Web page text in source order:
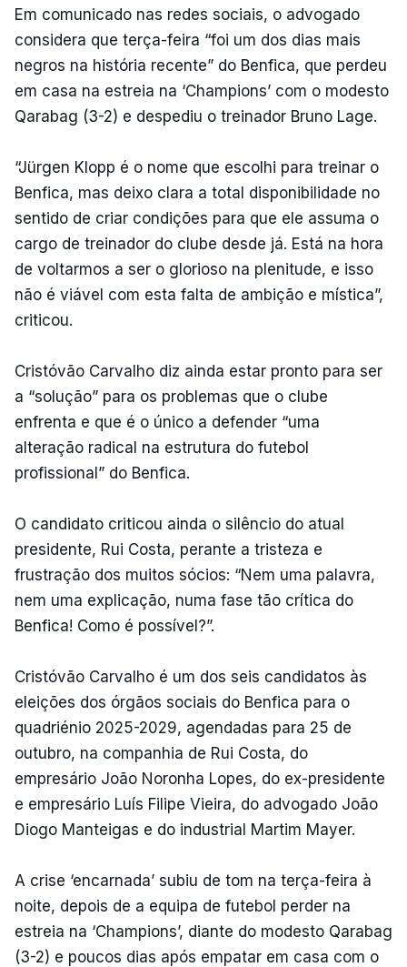
Em comunicado nas redes sociais, o advogado
considera que terça-feira “foi um dos dias mais
negros na história recente” do Benfica, que perdeu
em casa na estreia na ‘Champions’ com o modesto
Qarabag (3-2) e despediu o treinador Bruno Lage.
“Jürgen Klopp é o nome que escolhi para treinar o
Benfica, mas deixo clara a total disponibilidade no
sentido de criar condições para que ele assuma o
cargo de treinador do clube desde já. Está na hora
de voltarmos a ser o glorioso na plenitude, e isso
não é viável com esta falta de ambição e mística”,
criticou.
Cristóvão Carvalho diz ainda estar pronto para ser
a “solução” para os problemas que o clube
enfrenta e que é o único a defender “uma
alteração radical na estrutura do futebol
profissional” do Benfica.
O candidato criticou ainda o silêncio do atual
presidente, Rui Costa, perante a tristeza e
frustração dos muitos sócios: “Nem uma palavra,
nem uma explicação, numa fase tão crítica do
Benfica! Como é possível?”.
Cristóvão Carvalho é um dos seis candidatos às
eleições dos órgãos sociais do Benfica para o
quadriénio 2025-2029, agendadas para 25 de
outubro, na companhia de Rui Costa, do
empresário João Noronha Lopes, do ex-presidente
e empresário Luís Filipe Vieira, do advogado João
Diogo Manteigas e do industrial Martim Mayer.
A crise ‘encarnada’ subiu de tom na terça-feira à
noite, depois de a equipa de futebol perder na
estreia na ‘Champions’, diante do modesto Qarabag
(3-2) e poucos dias após empatar em casa com o